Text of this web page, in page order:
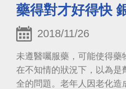
藥得對才好得快
2018/11/26
未遵醫囑服藥，可能使得
在不知情的狀況下，以為
全的問題。老年人因老化造